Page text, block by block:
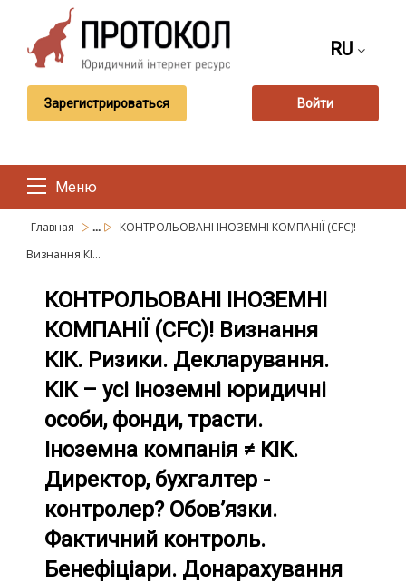
RU
Зарегистрироваться Войти
Меню
Главная ...
КОНТРОЛЬОВАНІ ІНОЗЕМНІ КОМПАНІЇ (CFC)!
Визнання КІ...
КОНТРОЛЬОВАНІ ІНОЗЕМНІ
КОМПАНІЇ (CFC)! Визнання
КІК. Ризики. Декларування.
КІК – усі іноземні юридичні
особи, фонди, трасти.
Іноземна компанія ≠ КІК.
Директор, бухгалтер -
контролер? Обов’язки.
Фактичний контроль.
Бенефіціари. Донарахування